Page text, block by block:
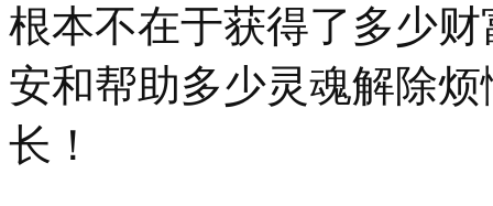
根本不在于获得了多少
安和帮助多少灵魂解除
长！